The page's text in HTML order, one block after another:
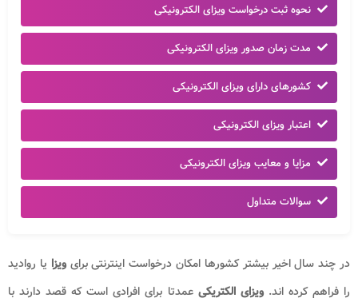
نحوه ثبت درخواست ویزای الکترونیکی
مدت زمان صدور ویزای الکترونیکی
کشورهای دارای ویزای الکترونیکی
اعتبار ویزای الکترونیکی
مزایا و معایب ویزای الکترونیکی
سوالات متداول
در چند سال اخیر بیشتر کشورها امکان درخواست اینترنتی برایویزا یا روادید
را فراهم کرده اند.ویزای الکتریکی عمدتا برای افرادی است که قصد دارند با